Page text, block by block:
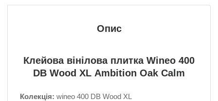
Опис
Клейова вінілова плитка Wineo 400
DB Wood XL Ambition Oak Calm
Колекція: wineo 400 DB Wood XL